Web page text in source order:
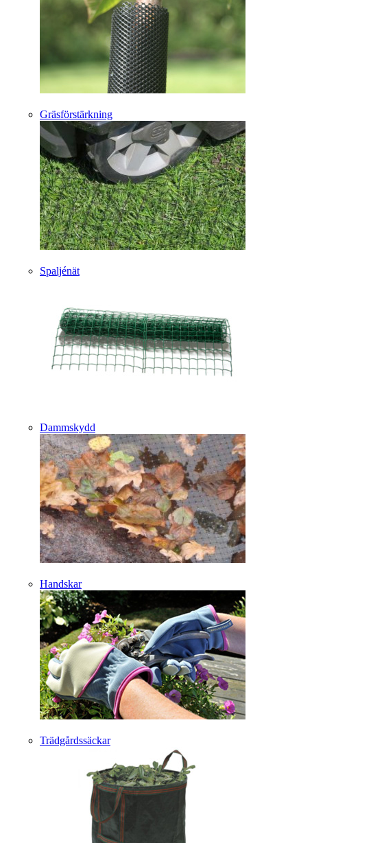
Gräsförstärkning
Spaljénät
Dammskydd
Handskar
Trädgårdssäckar